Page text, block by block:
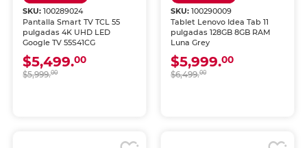
SKU:100289024
Pantalla Smart TV TCL 55
pulgadas 4K UHD LED
Google TV 55S41CG
$5,499.00
$5,999.00
SKU: 100290009
Tablet Lenovo Idea Tab 11
pulgadas 128GB 8GB RAM
Luna Grey
$5,999.00
$6,499.00